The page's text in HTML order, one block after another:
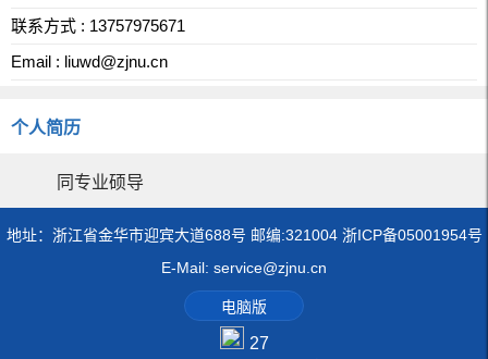
联系方式 : 13757975671
Email : liuwd@zjnu.cn
个人简历
同专业硕导
地址：浙江省金华市迎宾大道688号 邮编:321004 浙ICP备05001954号
E-Mail: service@zjnu.cn
电脑版
27